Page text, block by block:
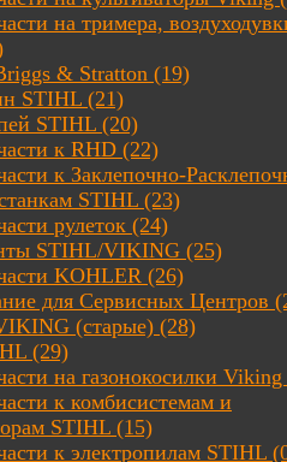
на тримера,
& Stratton (19)
STIHL (21)
STIHL (20)
к RHD (22)
к Заклепочно-
STIHL (23)
рулеток (24)
STIHL/VIKING (25)
KOHLER (26)
для Сервисных Центров
(старые) (28)
(29)
на газонокосилки
к комбисистемам и
STIHL (15)
к электропилам STIHL